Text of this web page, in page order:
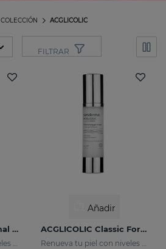
ACGLICOLIC
COLECCIÓN
FILTRAR
ACGLICOLIC Liposomal Serum
Renueva tu piel con niveles de eficacia nunca antes alcanzados
Añadir
ACGLICOLIC Classic Forte Crema Gel
Renueva tu piel con niveles de eficacia nunca antes alcanzados